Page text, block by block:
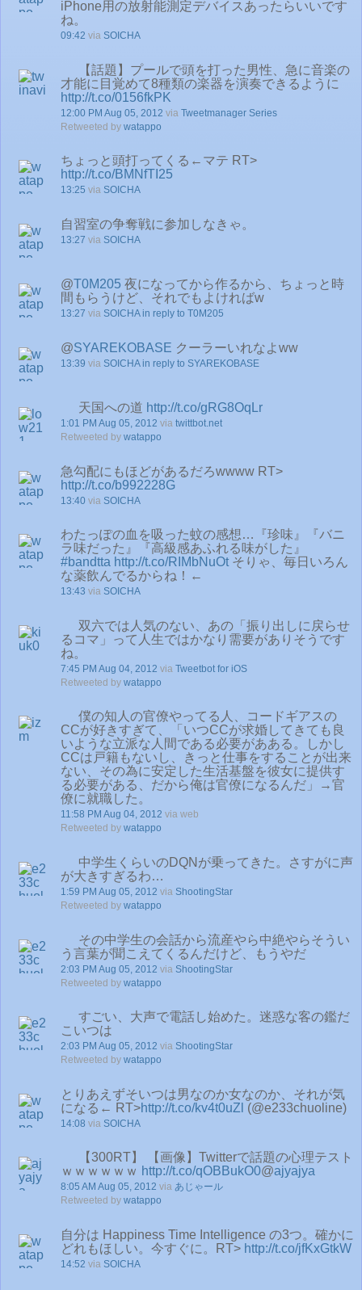
iPhone用の放射能測定デバイスあったらいいです
ね。
09:42 via SOICHA
【話題】プールで頭を打った男性、急に音楽の
才能に目覚めて8種類の楽器を演奏できるように
http://t.co/0156fkPK
12:00 PM Aug 05, 2012 via Tweetmanager Series
Retweeted by watappo
ちょっと頭打ってくる←マテ RT>
http://t.co/BMNfTI25
13:25 via SOICHA
自習室の争奪戦に参加しなきゃ。
13:27 via SOICHA
@T0M205 夜になってから作るから、ちょっと時
間もらうけど、それでもよければw
13:27 via SOICHA in reply to T0M205
@SYAREKOBASE クーラーいれなよww
13:39 via SOICHA in reply to SYAREKOBASE
天国への道 http://t.co/gRG8OqLr
1:01 PM Aug 05, 2012 via twittbot.net
Retweeted by watappo
急勾配にもほどがあるだろwwww RT>
http://t.co/b992228G
13:40 via SOICHA
わたっぽの血を吸った蚊の感想…『珍味』『バニ
ラ味だった』『高級感あふれる味がした』
#bandtta http://t.co/RIMbNuOt そりゃ、毎日いろん
な薬飲んでるからね！←
13:43 via SOICHA
双六では人気のない、あの「振り出しに戻らせ
るコマ」って人生ではかなり需要がありそうです
ね。
7:45 PM Aug 04, 2012 via Tweetbot for iOS
Retweeted by watappo
僕の知人の官僚やってる人、コードギアスの
CCが好きすぎて、「いつCCが求婚してきても良
いような立派な人間である必要があある。しかし
CCは戸籍もないし、きっと仕事をすることが出来
ない、その為に安定した生活基盤を彼女に提供す
る必要がある、だから俺は官僚になるんだ」→官
僚に就職した。
11:58 PM Aug 04, 2012 via web
Retweeted by watappo
中学生くらいのDQNが乗ってきた。さすがに声
が大きすぎるわ…
1:59 PM Aug 05, 2012 via ShootingStar
Retweeted by watappo
その中学生の会話から流産やら中絶やらそうい
う言葉が聞こえてくるんだけど、もうやだ
2:03 PM Aug 05, 2012 via ShootingStar
Retweeted by watappo
すごい、大声で電話し始めた。迷惑な客の鑑だ
こいつは
2:03 PM Aug 05, 2012 via ShootingStar
Retweeted by watappo
とりあえずそいつは男なのか女なのか、それが気
になる← RT>http://t.co/kv4t0uZl (@e233chuoline)
14:08 via SOICHA
【300RT】 【画像】Twitterで話題の心理テスト
ｗｗｗｗｗｗ http://t.co/qOBBukO0@ajyajya
8:05 AM Aug 05, 2012 via あじゃール
Retweeted by watappo
自分は Happiness Time Intelligence の3つ。確かに
どれもほしい。今すぐに。RT> http://t.co/jfKxGtkW
14:52 via SOICHA